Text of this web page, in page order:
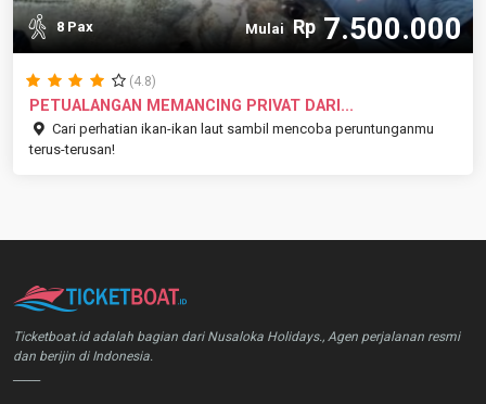
8 Pax Mulai Rp7.500.000
(4.8)
PETUALANGAN MEMANCING PRIVAT DARI...
Cari perhatian ikan-ikan laut sambil mencoba peruntunganmu
terus-terusan!
Ticketboat.id adalah bagian dari Nusaloka Holidays., Agen perjalanan resmi
dan berijin di Indonesia.